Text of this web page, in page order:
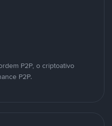
P2P, o criptoativo
P2P.